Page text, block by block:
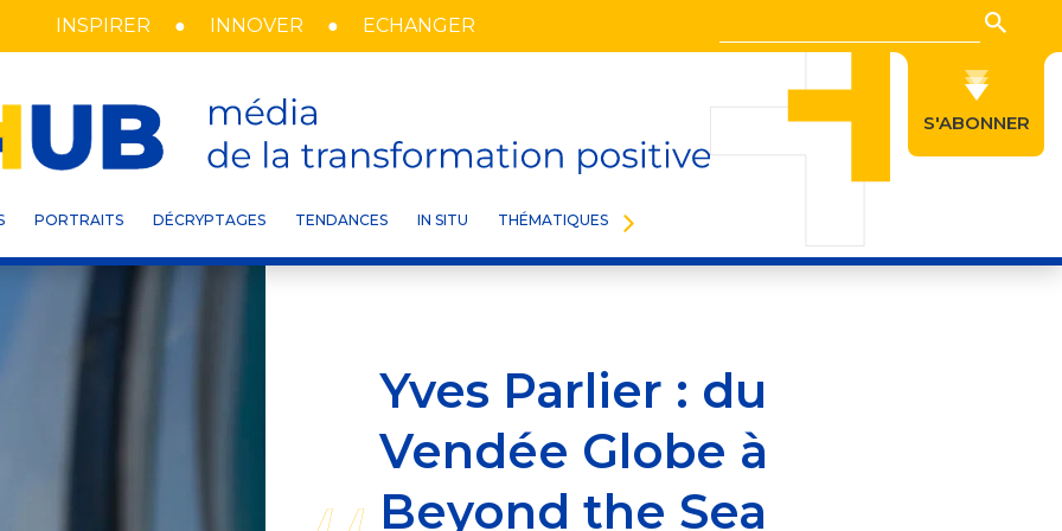
INSPIRER INNOVER ECHANGER
PORTRAITS DÉCRYPTAGES TENDANCES IN SITU THÉMATIQUES
S'ABONNER
Yves Parlier : du
Vendée Globe à
Beyond the Sea